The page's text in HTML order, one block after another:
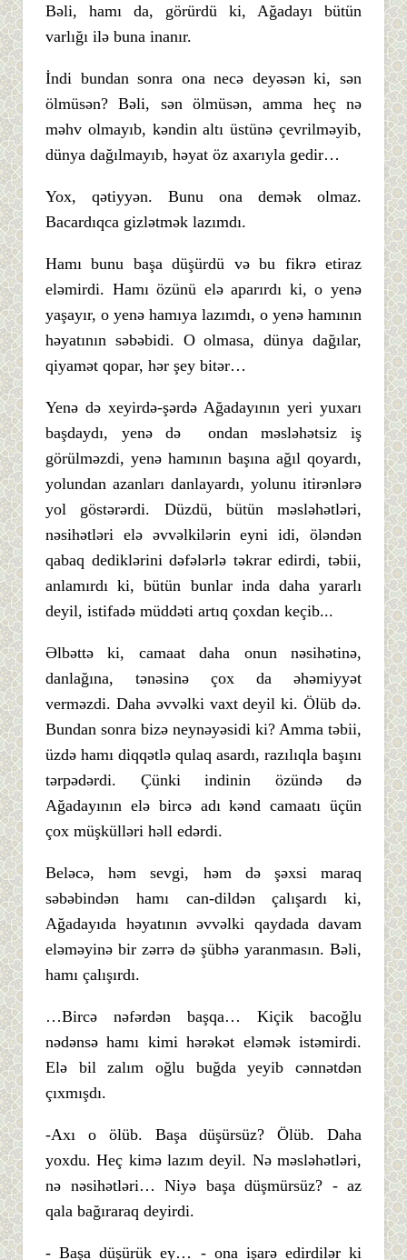
Bəli, hamı da, görürdü ki, Ağadayı bütün
varlığı ilə buna inanır.
İndi bundan sonra ona necə deyəsən ki, sən
ölmüsən? Bəli, sən ölmüsən, amma heç nə
məhv olmayıb, kəndin altı üstünə çevrilməyib,
dünya dağılmayıb, həyat öz axarıyla gedir…
Yox, qətiyyən. Bunu ona demək olmaz.
Bacardıqca gizlətmək lazımdı.
Hamı bunu başa düşürdü və bu fikrə etiraz
eləmirdi. Hamı özünü elə aparırdı ki, o yenə
yaşayır, o yenə hamıya lazımdı, o yenə hamının
həyatının səbəbidi. O olmasa, dünya dağılar,
qiyamət qopar, hər şey bitər…
Yenə də xeyirdə-şərdə Ağadayının yeri yuxarı
başdaydı, yenə də ondan məsləhətsiz iş
görülməzdi, yenə hamının başına ağıl qoyardı,
yolundan azanları danlayardı, yolunu itirənlərə
yol göstərərdi. Düzdü, bütün məsləhətləri,
nəsihətləri elə əvvəlkilərin eyni idi, öləndən
qabaq dediklərini dəfələrlə təkrar edirdi, təbii,
anlamırdı ki, bütün bunlar inda daha yararlı
deyil, istifadə müddəti artıq çoxdan keçib...
Əlbəttə ki, camaat daha onun nəsihətinə,
danlağına, tənəsinə çox da əhəmiyyət
verməzdi. Daha əvvəlki vaxt deyil ki. Ölüb də.
Bundan sonra bizə neynəyəsidi ki? Amma təbii,
üzdə hamı diqqətlə qulaq asardı, razılıqla başını
tərpədərdi. Çünki indinin özündə də
Ağadayının elə bircə adı kənd camaatı üçün
çox müşkülləri həll edərdi.
Beləcə, həm sevgi, həm də şəxsi maraq
səbəbindən hamı can-dildən çalışardı ki,
Ağadayıda həyatının əvvəlki qaydada davam
eləməyinə bir zərrə də şübhə yaranmasın. Bəli,
hamı çalışırdı.
…Bircə nəfərdən başqa… Kiçik bacoğlu
nədənsə hamı kimi hərəkət eləmək istəmirdi.
Elə bil zalım oğlu buğda yeyib cənnətdən
çıxmışdı.
-Axı o ölüb. Başa düşürsüz? Ölüb. Daha
yoxdu. Heç kimə lazım deyil. Nə məsləhətləri,
nə nəsihətləri… Niyə başa düşmürsüz? - az
qala bağıraraq deyirdi.
- Başa düşürük ey… - ona işarə edirdilər ki